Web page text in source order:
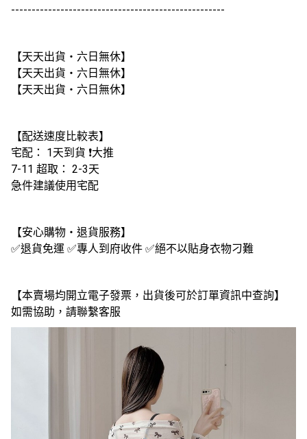
----------------------------------------------------
【天天出貨・六日無休】
【天天出貨・六日無休】
【天天出貨・六日無休】
【配送速度比較表】
宅配： 1天到貨 ❗大推
7-11 超取： 2-3天
急件建議使用宅配
【安心購物・退貨服務】
✅退貨免運 ✅專人到府收件 ✅絕不以貼身衣物刁難
【本賣場均開立電子發票，出貨後可於訂單資訊中查詢】
如需協助，請聯繫客服